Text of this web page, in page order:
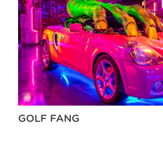
GOLF FANG